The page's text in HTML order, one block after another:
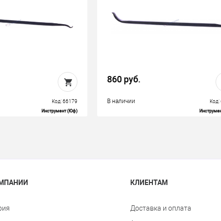
Код: 66179
Инструмент (Юф)
860 руб.
В наличии Код:
КЛИЕНТАМ
Доставка и оплата